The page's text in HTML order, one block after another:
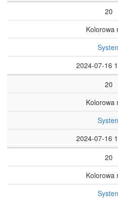
20
Kolorowa
2024-07-16
20
Kolorowa
2024-07-16
20
Kolorowa